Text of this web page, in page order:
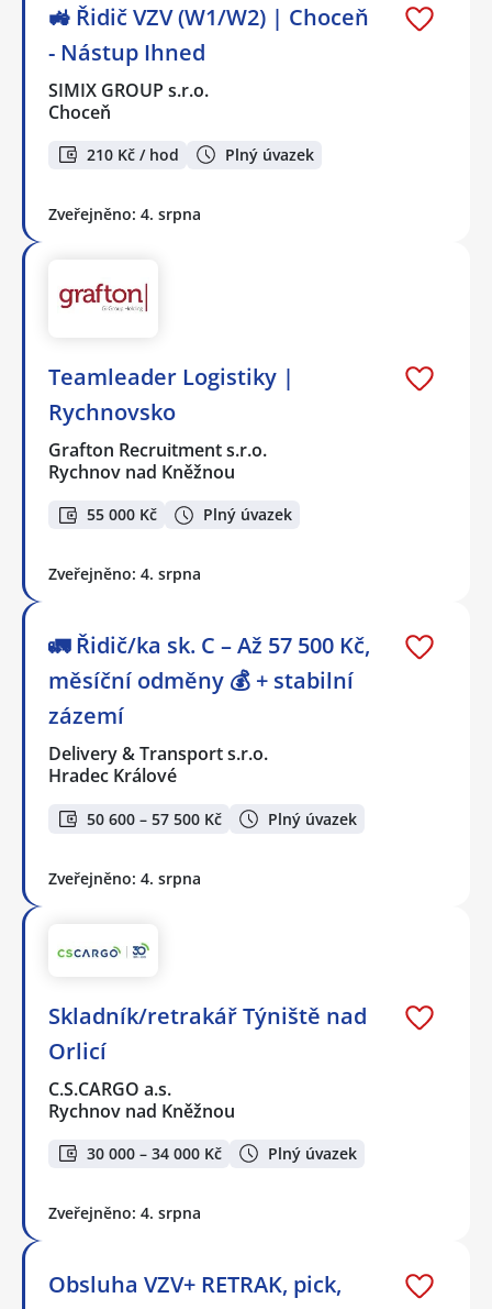
🚜 Řidič VZV (W1/W2) | Choceň
- Nástup Ihned
SIMIX GROUP s.r.o.
Choceň
210 Kč / hod Plný úvazek
Zveřejněno: 4. srpna
Teamleader Logistiky |
Rychnovsko
Grafton Recruitment s.r.o.
Rychnov nad Kněžnou
55 000 Kč Plný úvazek
Zveřejněno: 4. srpna
🚛 Řidič/ka sk. C – Až 57 500 Kč,
měsíční odměny 💰 + stabilní
zázemí
Delivery & Transport s.r.o.
Hradec Králové
50 600 – 57 500 Kč Plný úvazek
Zveřejněno: 4. srpna
Skladník/retrakář Týniště nad
Orlicí
C.S.CARGO a.s.
Rychnov nad Kněžnou
30 000 – 34 000 Kč Plný úvazek
Zveřejněno: 4. srpna
Obsluha VZV+ RETRAK, pick,